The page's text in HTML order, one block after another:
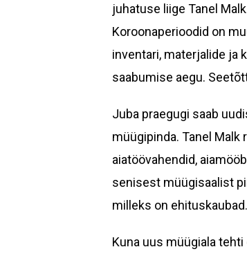
juhatuse liige Tanel
Koroonaperioodid on
inventari, materjalide ja
saabumise aegu.
Juba praegugi saab
müügipinda. Tanel Malk
aiatöövahendid,
senisest müügisaalist
milleks on ehituskaubad.
Kuna uus müügiala tehti